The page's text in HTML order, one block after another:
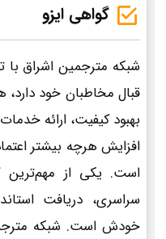
گواهی ایزو
شبکه مترجمین اشراق
قبال مخاطبان خود دارد،
بهبود کیفیت، ارائه
افزایش هرچه بیشتر
است. یکی از مهم‌ترین
سراسری، دریافت
خودش است. شبکه